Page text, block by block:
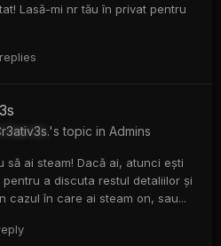
Lasă-mi nr tău în privat pentru
's topic in Admins
să ai steam! Dacă ai, atunci ești
a discuta restul detaliilor și
cazul în care ai steam on, sau...